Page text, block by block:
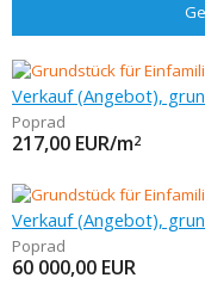
Verkauf (Angebot),
Poprad
217,00 EUR/m2
Verkauf (Angebot),
Poprad
60 000,00 EUR